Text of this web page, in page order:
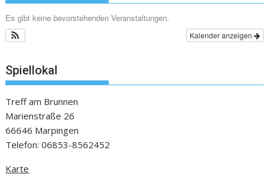
Es gibt keine bevorstehenden Veranstaltungen.
Kalender anzeigen
Spiellokal
Treff am Brunnen
Marienstraße 26
66646 Marpingen
Telefon: 06853-8562452
Karte